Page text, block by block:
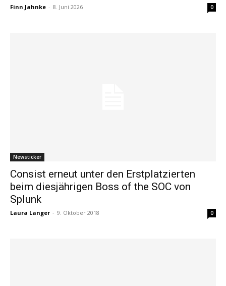
Finn Jahnke - 8. Juni 2026 0
Newsticker
Consist erneut unter den Erstplatzierten
beim diesjährigen Boss of the SOC von
Splunk
Laura Langer - 9. Oktober 2018 0